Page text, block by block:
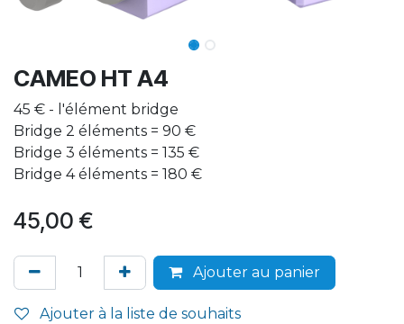
CAMEO HT A4
45 € - l'élément bridge
Bridge 2 éléments = 90 €
Bridge 3 éléments = 135 €
Bridge 4 éléments = 180 €
45,00 €
Ajouter au panier
Ajouter à la liste de souhaits